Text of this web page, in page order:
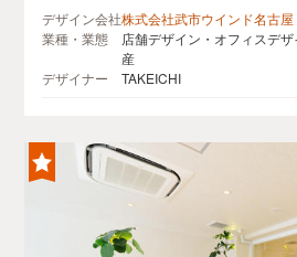
デザイン会社株式会社武市ウインド名古屋
業種・業態
店舗デザイン・オフィスデ
産
デザイナー
TAKEICHI